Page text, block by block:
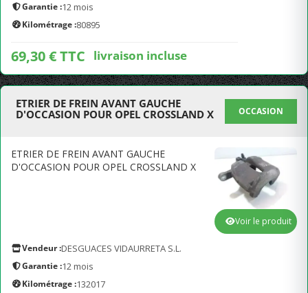
Garantie :12 mois
Kilométrage :80895
69,30 € TTC livraison incluse
ETRIER DE FREIN AVANT GAUCHE
D'OCCASION POUR OPEL CROSSLAND X
OCCASION
ETRIER DE FREIN AVANT GAUCHE
D'OCCASION POUR OPEL CROSSLAND X
Vendeur :DESGUACES VIDAURRETA S.L.
Garantie :12 mois
Kilométrage :132017
Voir le produit